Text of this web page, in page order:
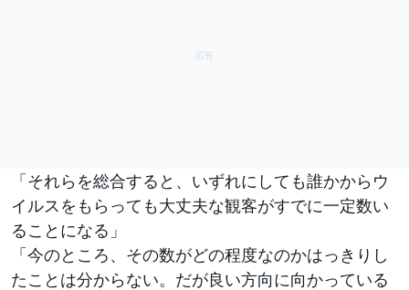
「それらを総合すると、いずれにしても誰かからウ
イルスをもらっても大丈夫な観客がすでに一定数い
ることになる」
「今のところ、その数がどの程度なのかはっきりし
たことは分からない。だが良い方向に向かっている